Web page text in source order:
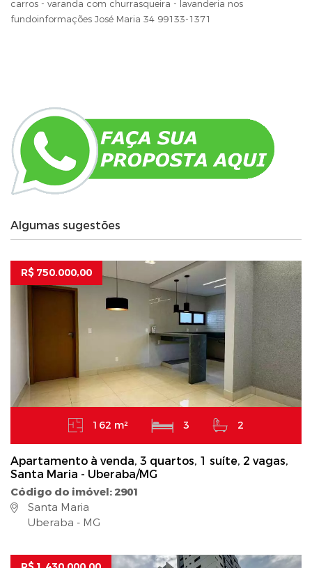
carros - varanda com churrasqueira - lavanderia nos
fundoinformações José Maria 34 99133-1371
Algumas sugestões
R$ 750.000,00
162 m² 3 2
Apartamento à venda, 3 quartos, 1 suíte, 2 vagas,
Santa Maria - Uberaba/MG
Código do imóvel: 2901
Santa Maria
Uberaba - MG